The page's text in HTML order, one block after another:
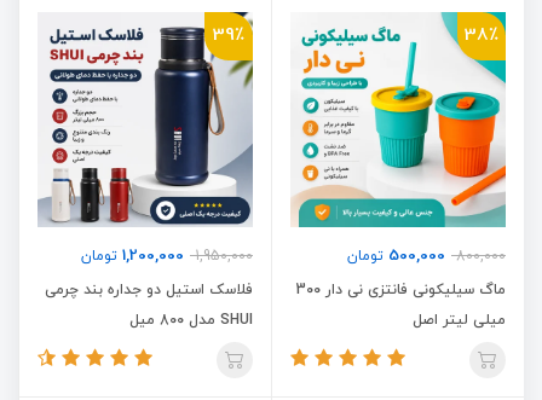
38٪
800,000
500,000 تومان
ماگ سیلیکونی فانتزی نی دار 300
میلی لیتر اصل
39٪
1,950,000
1,200,000 تومان
فلاسک استیل دو جداره بند چرمی
SHUI مدل 800 میل